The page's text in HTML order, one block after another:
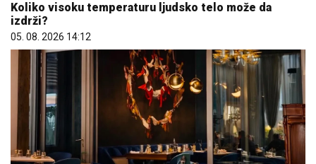
Koliko visoku temperaturu ljudsko telo može da
izdrži?
05. 08. 2026 14:12